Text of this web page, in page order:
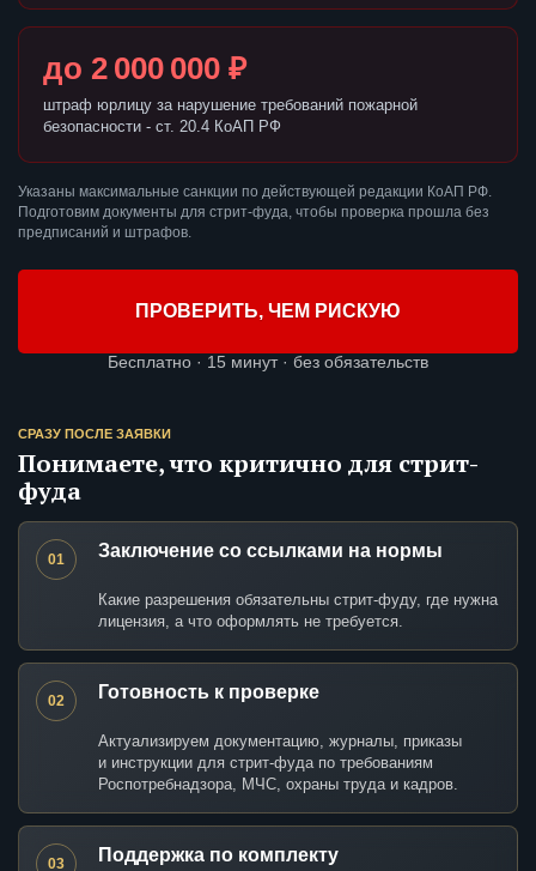
до 2 000 000 ₽
штраф юрлицу за нарушение требований пожарной
безопасности - ст. 20.4 КоАП РФ
Указаны максимальные санкции по действующей редакции КоАП РФ.
Подготовим документы для стрит-фуда, чтобы проверка прошла без
предписаний и штрафов.
ПРОВЕРИТЬ, ЧЕМ РИСКУЮ
Бесплатно · 15 минут · без обязательств
СРАЗУ ПОСЛЕ ЗАЯВКИ
Понимаете, что критично для стрит-
фуда
01 Заключение со ссылками на нормы
Какие разрешения обязательны стрит-фуду, где нужна
лицензия, а что оформлять не требуется.
02 Готовность к проверке
Актуализируем документацию, журналы, приказы
и инструкции для стрит-фуда по требованиям
Роспотребнадзора, МЧС, охраны труда и кадров.
03 Поддержка по комплекту